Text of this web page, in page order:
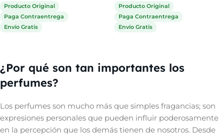
Producto Original
Paga Contraentrega
Envío Gratis
Producto Original
Paga Contraentrega
Envío Gratis
¿Por qué son tan importantes los
perfumes?
Los perfumes son mucho más que simples fragancias; son
expresiones personales que pueden influir poderosamente
en la percepción que los demás tienen de nosotros. Desde